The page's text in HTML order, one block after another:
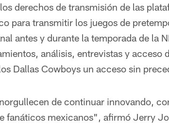
derechos de transmisión de las
para transmitir los juegos de
antes y durante la temporada de la
análisis, entrevistas y acceso
Dallas Cowboys un acceso sin
de continuar innovando,
fanáticos mexicanos", afirmó Jerry